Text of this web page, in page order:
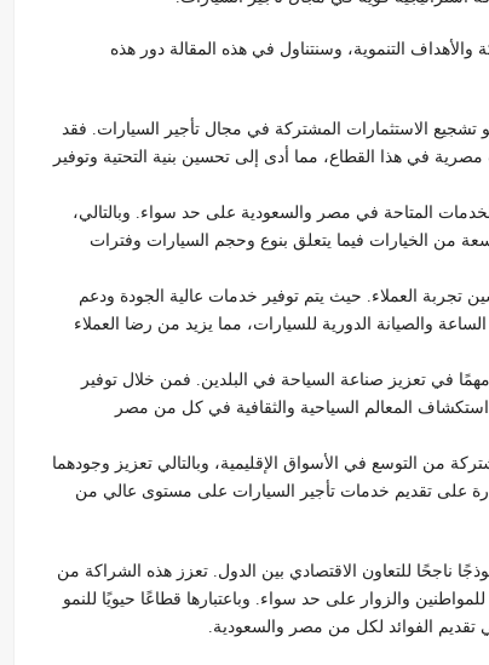
والأهداف التنموية، وسنتناول في هذه المقالة دور هذه
تشجيع الاستثمارات المشتركة في مجال تأجير السيارات. فقد
في هذا القطاع، مما أدى إلى تحسين بنية التحتية وتوفير
المتاحة في مصر والسعودية على حد سواء. وبالتالي،
من الخيارات فيما يتعلق بنوع وحجم السيارات وفترات
تجربة العملاء. حيث يتم توفير خدمات عالية الجودة ودعم
والصيانة الدورية للسيارات، مما يزيد من رضا العملاء
في تعزيز صناعة السياحة في البلدين. فمن خلال توفير
المعالم السياحية والثقافية في كل من مصر
من التوسع في الأسواق الإقليمية، وبالتالي تعزيز وجودهما
على تقديم خدمات تأجير السيارات على مستوى عالي من
ناجحًا للتعاون الاقتصادي بين الدول. تعزز هذه الشراكة من
والزوار على حد سواء. وباعتبارها قطاعًا حيويًا للنمو
الفوائد لكل من مصر والسعودية.